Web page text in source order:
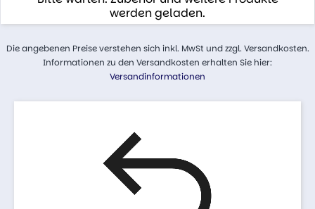
werden geladen.
Die angebenen Preise verstehen sich inkl. MwSt und zzgl. Versandkosten.
Informationen zu den Versandkosten erhalten Sie hier:
Versandinformationen